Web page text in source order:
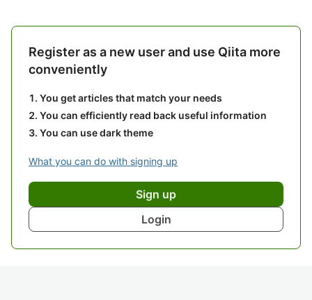
Register as a new user and use Qiita more
conveniently
You get articles that match your needs
You can efficiently read back useful information
You can use dark theme
What you can do with signing up
Sign up
Login